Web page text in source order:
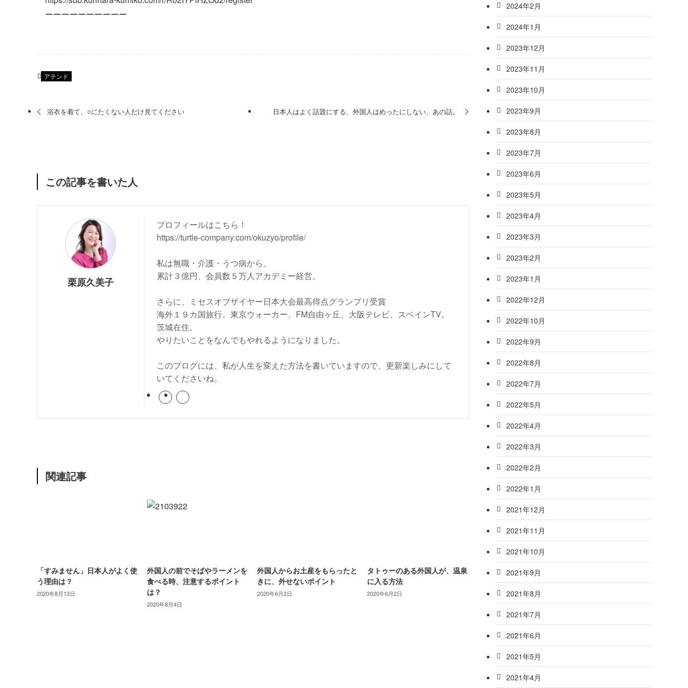
ーーーーーーーーーー
アテンド
浴衣を着て、○にたくない人だけ見てください 日本人はよく話題にする、外国人はめったにしない、あの話。
この記事を書いた人
栗原久美子
プロフィールはこちら！
https://turtle-company.com/okuzyo/profile/
私は無職・介護・うつ病から、
累計３億円、会員数５万人アカデミー経営。
さらに、ミセスオブザイヤー日本大会最高得点グランプリ受賞
海外１９カ国旅行。東京ウォーカー、FM自由ヶ丘、大阪テレビ、スペインTV。
茨城在住。
やりたいことをなんでもやれるようになりました。
このブログには、私が人生を変えた方法を書いていますので、更新楽しみにして
いてくださいね。
関連記事
「すみません」日本人がよく使
う理由は？
2020年8月13日
外国人の前でそばやラーメンを
食べる時、注意するポイント
は？
2020年8月4日
外国人からお土産をもらったと
きに、外せないポイント
2020年6月2日
タトゥーのある外国人が、温泉
に入る方法
2020年6月2日
2024年2月
2024年1月
2023年12月
2023年11月
2023年10月
2023年9月
2023年8月
2023年7月
2023年6月
2023年5月
2023年4月
2023年3月
2023年2月
2023年1月
2022年12月
2022年10月
2022年9月
2022年8月
2022年7月
2022年5月
2022年4月
2022年3月
2022年2月
2022年1月
2021年12月
2021年11月
2021年10月
2021年9月
2021年8月
2021年7月
2021年6月
2021年5月
2021年4月